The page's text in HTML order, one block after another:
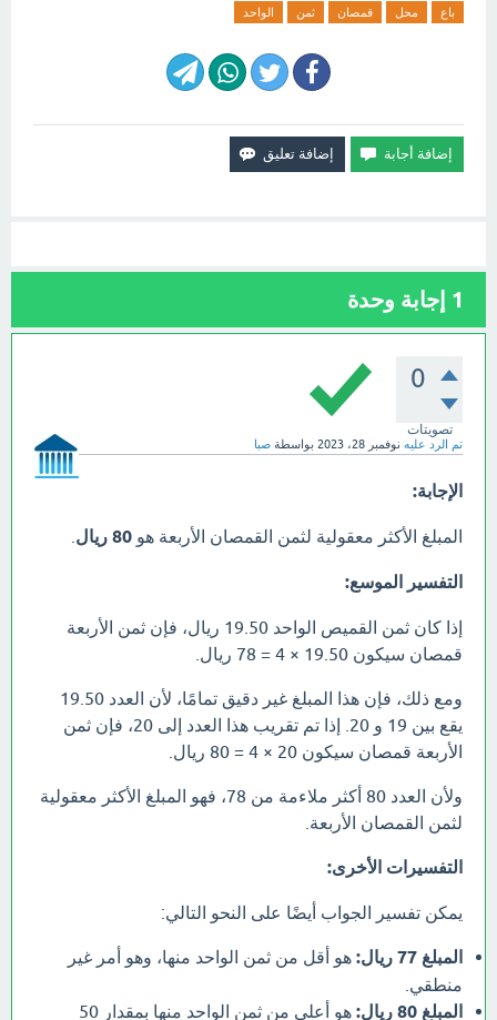
باع محل قمصان ثمن الواحد
1 إجابة وحدة
0
تصويتات
تم الرد عليه نوفمبر 28، 2023 بواسطة صبا
الإجابة:
المبلغ الأكثر معقولية لثمن القمصان الأربعة هو 80 ريال
التفسير الموسع:
إذا كان ثمن القميص الواحد 19.50 ريال، فإن ثمن الأربعة
قمصان سيكون 19.50 × 4 = 78 ريال.
ومع ذلك، فإن هذا المبلغ غير دقيق تمامًا، لأن العدد 19.50
يقع بين 19 و 20. إذا تم تقريب هذا العدد إلى 20، فإن ثمن
الأربعة قمصان سيكون 20 × 4 = 80 ريال.
ولأن العدد 80 أكثر ملاءمة من 78، فهو المبلغ الأكثر معقولية
لثمن القمصان الأربعة.
التفسيرات الأخرى:
يمكن تفسير الجواب أيضًا على النحو التالي:
المبلغ 77 ريال:
هو أقل من ثمن الواحد منها، وهو أمر غير
منطقي.
المبلغ 80 ريال: هو أعلى من ثمن الواحد منها بمقدار 50